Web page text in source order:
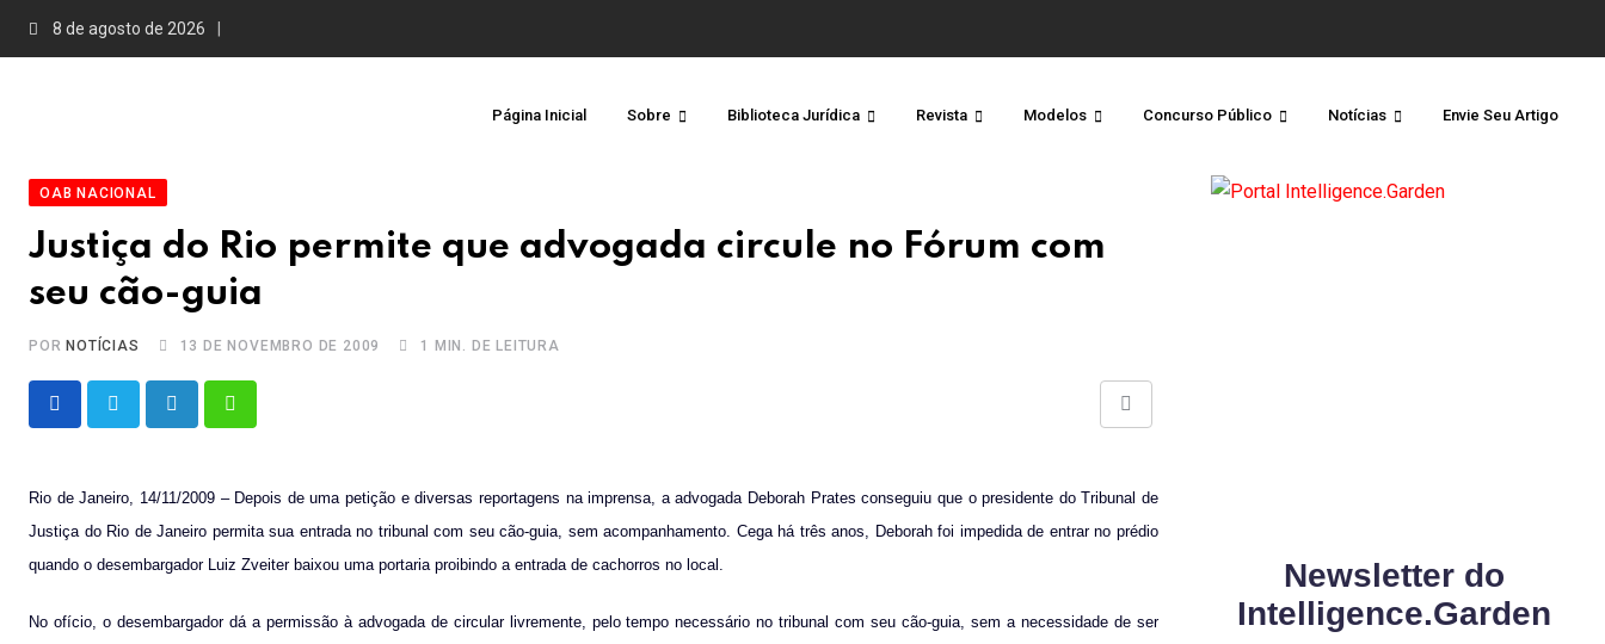
8 de agosto de 2026
Página Inicial Sobre Biblioteca Jurídica Revista Modelos Concurso Público Notícias Envie Seu Artigo
OAB NACIONAL
Justiça do Rio permite que advogada circule no Fórum com
seu cão-guia
PORNOTÍCIAS 13 DE NOVEMBRO DE 2009 1 MIN. DE LEITURA
LinkedInWhatsapp
Share
Rio de Janeiro, 14/11/2009 – Depois de uma petição e diversas reportagens na imprensa, a advogada Deborah Prates conseguiu que o presidente do Tribunal de
Justiça do Rio de Janeiro permita sua entrada no tribunal com seu cão-guia, sem acompanhamento. Cega há três anos, Deborah foi impedida de entrar no prédio
quando o desembargador Luiz Zveiter baixou uma portaria proibindo a entrada de cachorros no local.
No ofício, o desembargador dá a permissão à advogada de circular livremente, pelo tempo necessário no tribunal com seu cão-guia, sem a necessidade de ser